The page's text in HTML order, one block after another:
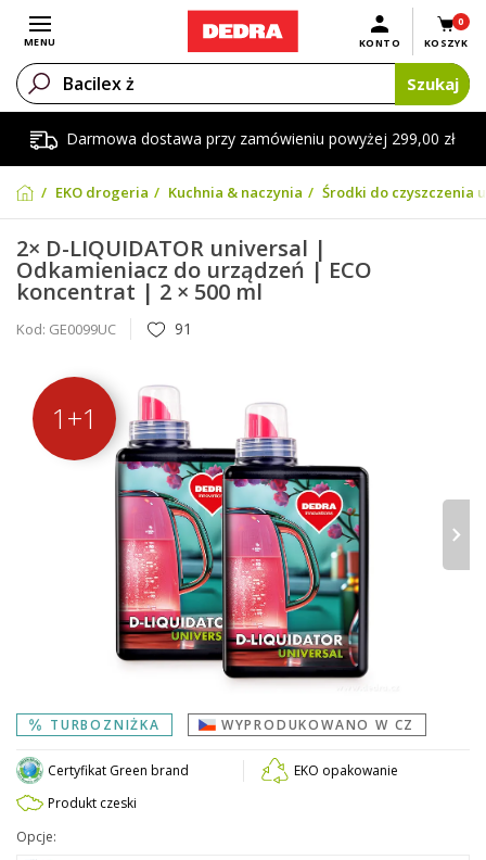
Darmowa dostawa przy zamówieniu powyżej 299,00 zł
Otwórz menu
MENU
0
KOSZYK
KONTO
Szukaj
EKO drogeria Kuchnia & naczynia Środki do czyszczenia
2× D-LIQUIDATOR universal |
Odkamieniacz do urządzeń | ECO
koncentrat | 2 × 500 ml
Kod: GE0099UC 91
1+1
›
TURBOZNIŻKA WYPRODUKOWANO W CZ
Certyfikat Green brand
EKO opakowanie
Produkt czeski
Opcje: